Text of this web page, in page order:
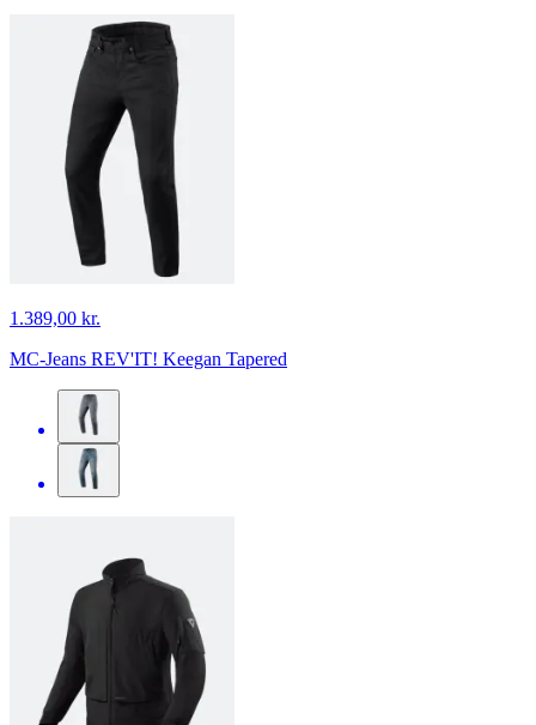
1.389,00 kr.
MC-Jeans REV'IT! Keegan Tapered